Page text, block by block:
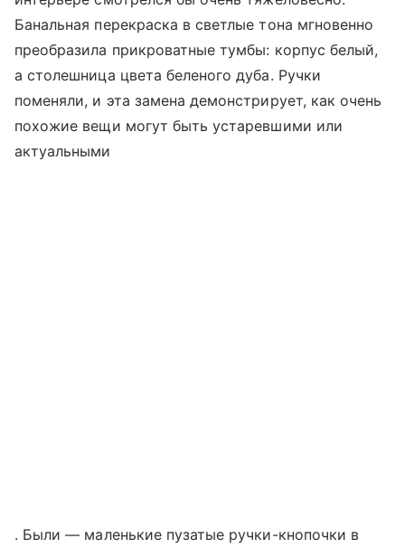
Банальная перекраска в светлые тона мгновенно
преобразила прикроватные тумбы: корпус белый,
а столешница цвета беленого дуба. Ручки
поменяли, и эта замена демонстрирует, как очень
похожие вещи могут быть устаревшими или
актуальными
. Были — маленькие пузатые ручки-кнопочки в